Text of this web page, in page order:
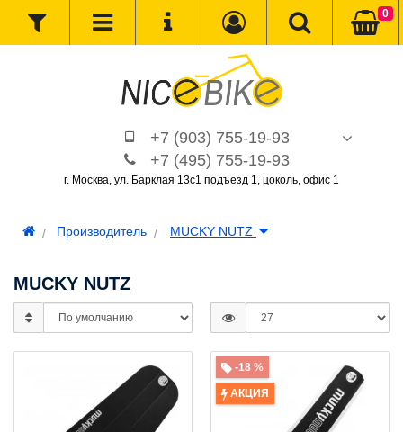
+7 (903) 755-19-93
+7 (495) 755-19-93
г. Москва, ул. Барклая 13с1 подъезд 1, цоколь, офис 1
0
Производитель MUCKY NUTZ
MUCKY NUTZ
-18 %
АКЦИЯ